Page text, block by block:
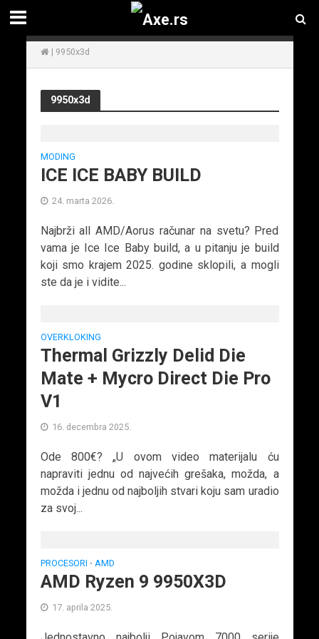
| 9950x3d
9950x3d
MODING
ICE ICE BABY BUILD
24. marta 2026.
Najbrži all AMD/Aorus računar na svetu? Pred
vama je Ice Ice Baby build, a u pitanju je build
koji smo krajem 2025. godine sklopili, a mogli
ste da je i vidite...
OVERKLOKING
Thermal Grizzly Delid Die
Mate + Mycro Direct Die Pro
V1
16. decembra 2025.
Ode 800€? „U ovom video materijalu ću
napraviti jednu od najvećih grešaka, možda, a
možda i jednu od najboljih stvari koju sam uradio
za svoj...
PROCESORI • AMD
AMD Ryzen 9 9950X3D
17. aprila 2025.